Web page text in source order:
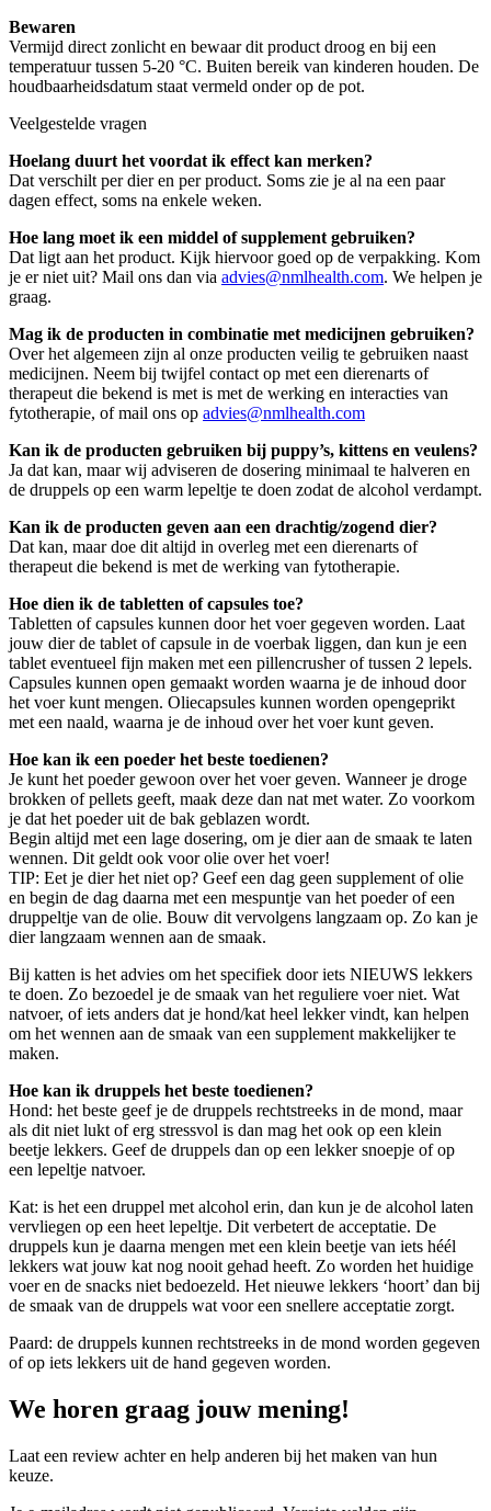
Bewaren
Vermijd direct zonlicht en bewaar dit product droog en bij een
temperatuur tussen 5-20 °C. Buiten bereik van kinderen houden. De
houdbaarheidsdatum staat vermeld onder op de pot.
Veelgestelde vragen
Hoelang duurt het voordat ik effect kan merken?
Dat verschilt per dier en per product. Soms zie je al na een paar
dagen effect, soms na enkele weken.
Hoe lang moet ik een middel of supplement gebruiken?
Dat ligt aan het product. Kijk hiervoor goed op de verpakking. Kom
je er niet uit? Mail ons dan via advies@nmlhealth.com. We helpen je
graag.
Mag ik de producten in combinatie met medicijnen gebruiken?
Over het algemeen zijn al onze producten veilig te gebruiken naast
medicijnen. Neem bij twijfel contact op met een dierenarts of
therapeut die bekend is met is met de werking en interacties van
fytotherapie, of mail ons op advies@nmlhealth.com
Kan ik de producten gebruiken bij puppy’s, kittens en veulens?
Ja dat kan, maar wij adviseren de dosering minimaal te halveren en
de druppels op een warm lepeltje te doen zodat de alcohol verdampt.
Kan ik de producten geven aan een drachtig/zogend dier?
Dat kan, maar doe dit altijd in overleg met een dierenarts of
therapeut die bekend is met de werking van fytotherapie.
Hoe dien ik de tabletten of capsules toe?
Tabletten of capsules kunnen door het voer gegeven worden. Laat
jouw dier de tablet of capsule in de voerbak liggen, dan kun je een
tablet eventueel fijn maken met een pillencrusher of tussen 2 lepels.
Capsules kunnen open gemaakt worden waarna je de inhoud door
het voer kunt mengen. Oliecapsules kunnen worden opengeprikt
met een naald, waarna je de inhoud over het voer kunt geven.
Hoe kan ik een poeder het beste toedienen?
Je kunt het poeder gewoon over het voer geven. Wanneer je droge
brokken of pellets geeft, maak deze dan nat met water. Zo voorkom
je dat het poeder uit de bak geblazen wordt.
Begin altijd met een lage dosering, om je dier aan de smaak te laten
wennen. Dit geldt ook voor olie over het voer!
TIP: Eet je dier het niet op? Geef een dag geen supplement of olie
en begin de dag daarna met een mespuntje van het poeder of een
druppeltje van de olie. Bouw dit vervolgens langzaam op. Zo kan je
dier langzaam wennen aan de smaak.
Bij katten is het advies om het specifiek door iets NIEUWS lekkers
te doen. Zo bezoedel je de smaak van het reguliere voer niet. Wat
natvoer, of iets anders dat je hond/kat heel lekker vindt, kan helpen
om het wennen aan de smaak van een supplement makkelijker te
maken.
Hoe kan ik druppels het beste toedienen?
Hond: het beste geef je de druppels rechtstreeks in de mond, maar
als dit niet lukt of erg stressvol is dan mag het ook op een klein
beetje lekkers. Geef de druppels dan op een lekker snoepje of op
een lepeltje natvoer.
Kat: is het een druppel met alcohol erin, dan kun je de alcohol laten
vervliegen op een heet lepeltje. Dit verbetert de acceptatie. De
druppels kun je daarna mengen met een klein beetje van iets héél
lekkers wat jouw kat nog nooit gehad heeft. Zo worden het huidige
voer en de snacks niet bedoezeld. Het nieuwe lekkers ‘hoort’ dan bij
de smaak van de druppels wat voor een snellere acceptatie zorgt.
Paard: de druppels kunnen rechtstreeks in de mond worden gegeven
of op iets lekkers uit de hand gegeven worden.
We horen graag jouw mening!
Laat een review achter en help anderen bij het maken van hun
keuze.